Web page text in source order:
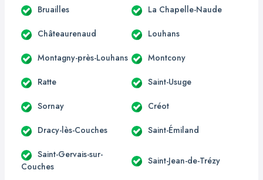
Bruailles La Chapelle-Naude
Châteaurenaud Louhans
Montagny-près-Louhans Montcony
Ratte Saint-Usuge
Sornay Créot
Dracy-lès-Couches Saint-Émiland
Saint-Gervais-sur-
Couches
Saint-Jean-de-Trézy